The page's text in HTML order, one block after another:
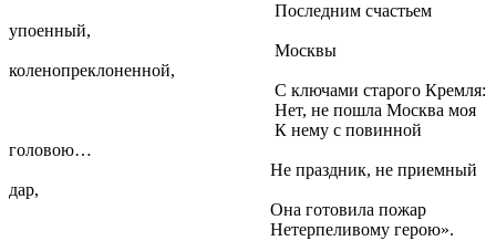
Последним счастьем
упоенный,
Москвы
коленопреклоненной,
С ключами старого Кремля:
Нет, не пошла Москва моя
К нему с повинной
головою…
Не праздник, не приемный
дар,
Она готовила пожар
Нетерпеливому герою».